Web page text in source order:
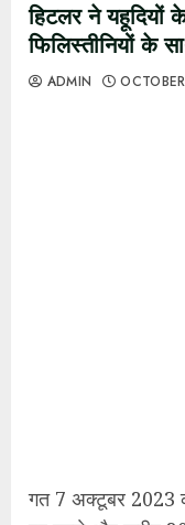
हिटलर ने यहूदियों
फिलिस्तीनियों के
ADMIN
समेत कई प्रमुख
प्रदर्शित की है।
मोदी को मणिपुर के